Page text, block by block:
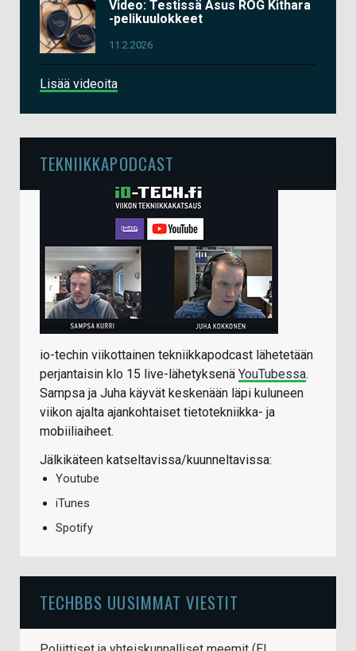
Video: Testissä Asus ROG Kithara
-pelikuulokkeet
11.2.2026
Lisää videoita
TEKNIIKKAPODCAST
io-techin viikottainen tekniikkapodcast lähetetään
perjantaisin klo 15 live-lähetyksenä YouTubessa.
Sampsa ja Juha käyvät keskenään läpi kuluneen
viikon ajalta ajankohtaiset tietotekniikka- ja
mobiiliaiheet.
Jälkikäteen katseltavissa/kuunneltavissa:
Youtube
iTunes
Spotify
TECHBBS UUSIMMAT VIESTIT